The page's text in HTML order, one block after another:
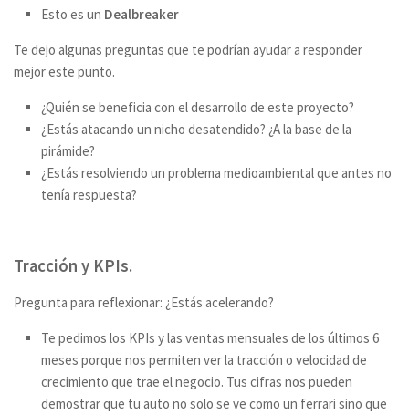
Esto es un Dealbreaker
Te dejo algunas preguntas que te podrían ayudar a responder
mejor este punto.
¿Quién se beneficia con el desarrollo de este proyecto?
¿Estás atacando un nicho desatendido? ¿A la base de la
pirámide?
¿Estás resolviendo un problema medioambiental que antes no
tenía respuesta?
Tracción y KPIs.
Pregunta para reflexionar: ¿Estás acelerando?
Te pedimos los KPIs y las ventas mensuales de los últimos 6
meses porque nos permiten ver la tracción o velocidad de
crecimiento que trae el negocio. Tus cifras nos pueden
demostrar que tu auto no solo se ve como un ferrari sino que